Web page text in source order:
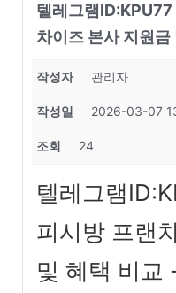
텔레그램ID:KPU77
차이즈 본사 지원
작성자 관리자
작성일 2026-03-07
조회 24
텔레그램
피시방 프랜
및 혜택 비교